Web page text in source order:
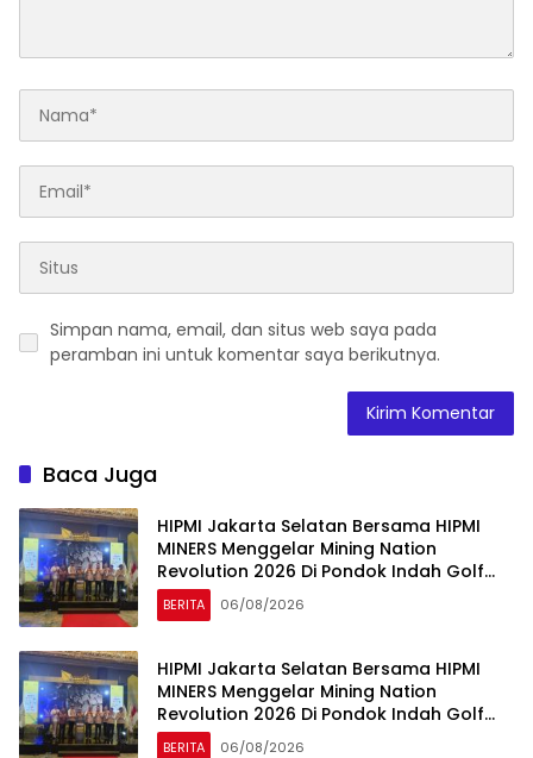
Simpan nama, email, dan situs web saya pada
peramban ini untuk komentar saya berikutnya.
Baca Juga
HIPMI Jakarta Selatan Bersama HIPMI
MINERS Menggelar Mining Nation
Revolution 2026 Di Pondok Indah Golf
Jakarta
BERITA 06/08/2026
HIPMI Jakarta Selatan Bersama HIPMI
MINERS Menggelar Mining Nation
Revolution 2026 Di Pondok Indah Golf
Jakarta
BERITA 06/08/2026